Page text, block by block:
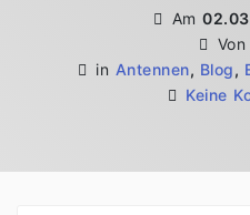
Am
Von
in Antennen, Blog,
Keine